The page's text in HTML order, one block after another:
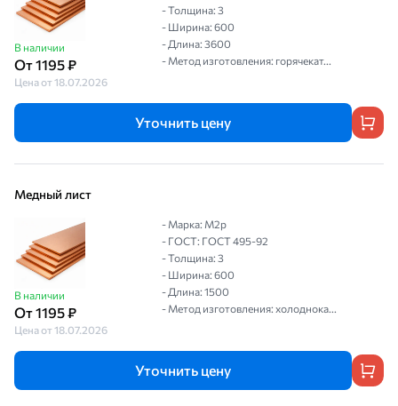
В наличии
От 1195 ₽
Цена от 18.07.2026
- Толщина: 3
- Ширина: 600
- Длина: 3600
- Метод изготовления: горячекат...
Уточнить цену
Медный лист
В наличии
От 1195 ₽
Цена от 18.07.2026
- Марка: M2р
- ГОСТ: ГОСТ 495-92
- Толщина: 3
- Ширина: 600
- Длина: 1500
- Метод изготовления: холоднока...
Уточнить цену